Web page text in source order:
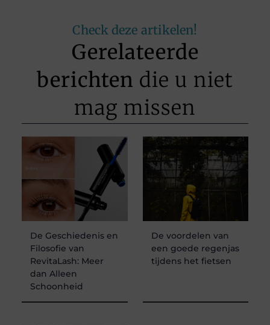
Check deze artikelen!
Gerelateerde
berichten die u niet
mag missen
De Geschiedenis en
Filosofie van
RevitaLash: Meer
dan Alleen
Schoonheid
De voordelen van
een goede regenjas
tijdens het fietsen